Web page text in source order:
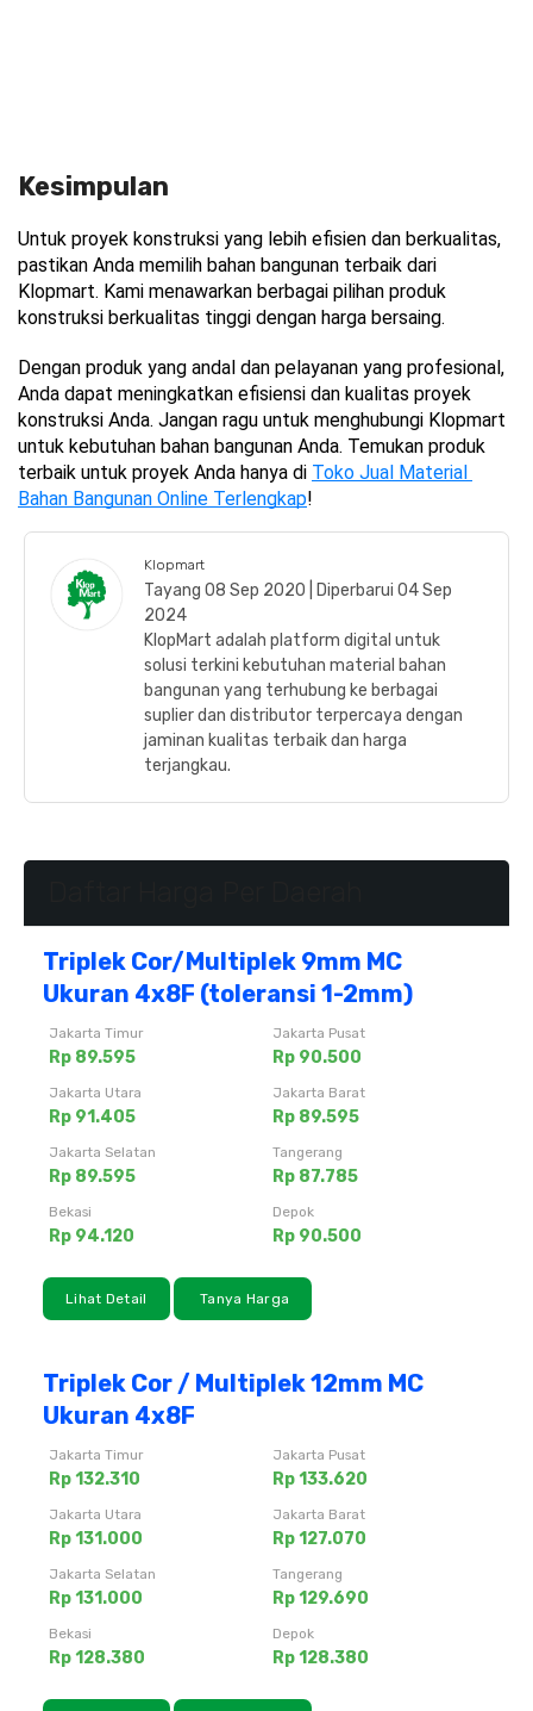
Kesimpulan
Untuk proyek konstruksi yang lebih efisien dan berkualitas,
pastikan Anda memilih bahan bangunan terbaik dari
Klopmart. Kami menawarkan berbagai pilihan produk
konstruksi berkualitas tinggi dengan harga bersaing.
Dengan produk yang andal dan pelayanan yang profesional,
Anda dapat meningkatkan efisiensi dan kualitas proyek
konstruksi Anda. Jangan ragu untuk menghubungi Klopmart
untuk kebutuhan bahan bangunan Anda. Temukan produk
terbaik untuk proyek Anda hanya di Toko Jual Material
Bahan Bangunan Online Terlengkap!
Klopmart
Tayang 08 Sep 2020 | Diperbarui 04 Sep
2024
KlopMart adalah platform digital untuk
solusi terkini kebutuhan material bahan
bangunan yang terhubung ke berbagai
suplier dan distributor terpercaya dengan
jaminan kualitas terbaik dan harga
terjangkau.
Triplek Cor/Multiplek 9mm MC
Ukuran 4x8F (toleransi 1-2mm)
Jakarta Timur
Rp 89.595
Jakarta Pusat
Rp 90.500
Jakarta Utara
Rp 91.405
Jakarta Barat
Rp 89.595
Jakarta Selatan
Rp 89.595
Tangerang
Rp 87.785
Bekasi
Rp 94.120
Depok
Rp 90.500
Lihat Detail Tanya Harga
Triplek Cor / Multiplek 12mm MC
Ukuran 4x8F
Jakarta Timur
Rp 132.310
Jakarta Pusat
Rp 133.620
Jakarta Utara
Rp 131.000
Jakarta Barat
Rp 127.070
Jakarta Selatan
Rp 131.000
Tangerang
Rp 129.690
Bekasi
Rp 128.380
Depok
Rp 128.380